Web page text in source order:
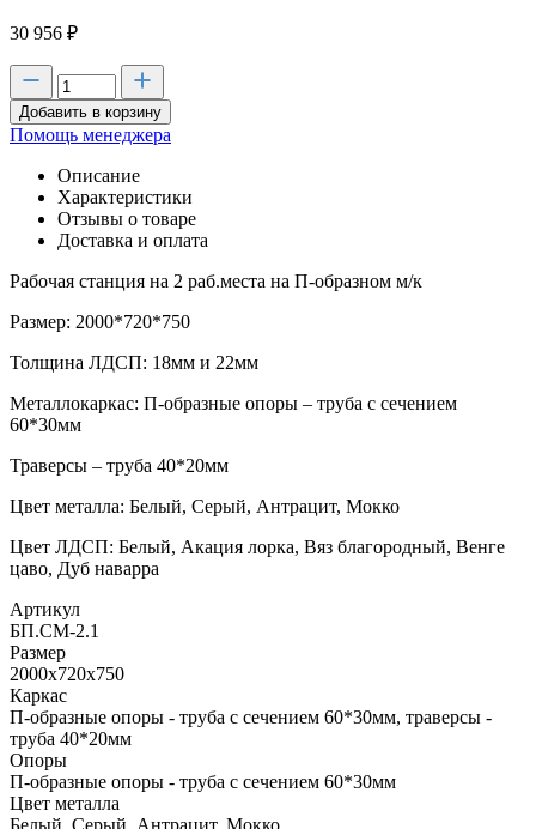
30 956 ₽
Добавить в корзину
Помощь менеджера
Описание
Характеристики
Отзывы о товаре
Доставка и оплата
Рабочая станция на 2 раб.места на П-образном м/к
Размер: 2000*720*750
Толщина ЛДСП: 18мм и 22мм
Металлокаркас: П-образные опоры – труба с сечением
60*30мм
Траверсы – труба 40*20мм
Цвет металла: Белый, Серый, Антрацит, Мокко
Цвет ЛДСП: Белый, Акация лорка, Вяз благородный, Венге
цаво, Дуб наварра
Артикул
БП.СМ-2.1
Размер
2000х720х750
Каркас
П-образные опоры - труба с сечением 60*30мм, траверсы -
труба 40*20мм
Опоры
П-образные опоры - труба с сечением 60*30мм
Цвет металла
Белый, Серый, Антрацит, Мокко